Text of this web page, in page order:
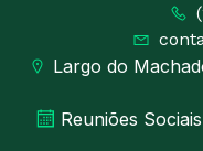
Largo do
Reuniões